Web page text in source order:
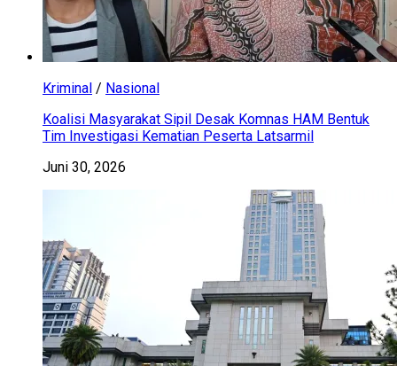
Kriminal / Nasional
Koalisi Masyarakat Sipil Desak Komnas HAM Bentuk
Tim Investigasi Kematian Peserta Latsarmil
Juni 30, 2026